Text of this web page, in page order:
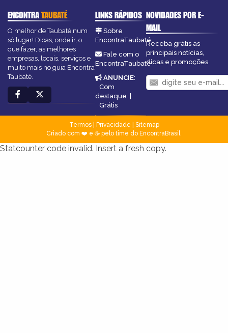
ENCONTRATAUBATÉ
O melhor de Taubaté num
só lugar! Dicas, onde ir, o
que fazer, as melhores
empresas, locais, serviços e
muito mais no guia Encontra
Taubaté.
LINKS RÁPIDOS
Sobre
EncontraTaubaté
Fale com o
EncontraTaubaté
ANUNCIE:
Com
destaque |
Grátis
NOVIDADES POR E-
MAIL
Receba grátis as
principais notícias,
dicas e promoções
Termos| Privacidade
Sitemap
Criado com ❤️ e ☕ pelo time do EncontraBrasil
Statcounter code invalid. Insert a fresh copy.